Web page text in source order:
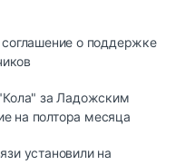
о поддержке
за Ладожским
на полтора месяца
установили на